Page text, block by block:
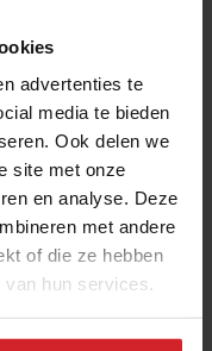
advertenties te
media te bieden
Ook delen we
site met onze
en analyse. Deze
met andere
of die ze hebben
hun services.
de viering? Lees
van het Food